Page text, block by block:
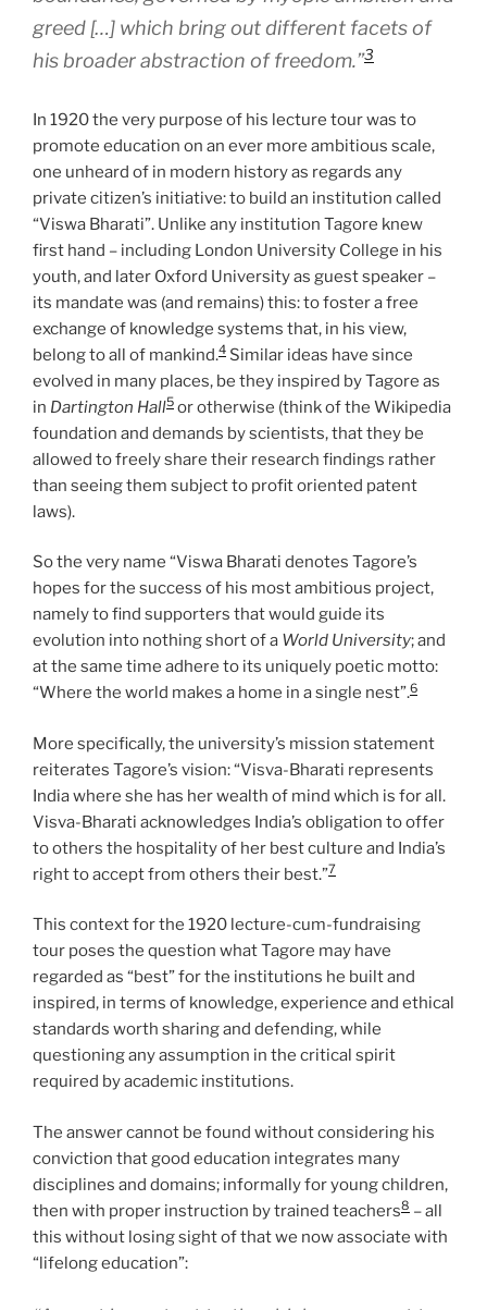
greed […] which bring out different facets of
his broader abstraction of freedom.”3
In 1920 the very purpose of his lecture tour was to
promote education on an ever more ambitious scale,
one unheard of in modern history as regards any
private citizen’s initiative: to build an institution called
“Viswa Bharati”. Unlike any institution Tagore knew
first hand – including London University College in his
youth, and later Oxford University as guest speaker –
its mandate was (and remains) this: to foster a free
exchange of knowledge systems that, in his view,
belong to all of mankind.4 Similar ideas have since
evolved in many places, be they inspired by Tagore as
in Dartington Hall5 or otherwise (think of the Wikipedia
foundation and demands by scientists, that they be
allowed to freely share their research findings rather
than seeing them subject to profit oriented patent
laws).
So the very name “Viswa Bharati denotes Tagore’s
hopes for the success of his most ambitious project,
namely to find supporters that would guide its
evolution into nothing short of a World University; and
at the same time adhere to its uniquely poetic motto:
“Where the world makes a home in a single nest”.6
More specifically, the university’s mission statement
reiterates Tagore’s vision: “Visva-Bharati represents
India where she has her wealth of mind which is for all.
Visva-Bharati acknowledges India’s obligation to offer
to others the hospitality of her best culture and India’s
right to accept from others their best.”7
This context for the 1920 lecture-cum-fundraising
tour poses the question what Tagore may have
regarded as “best” for the institutions he built and
inspired, in terms of knowledge, experience and ethical
standards worth sharing and defending, while
questioning any assumption in the critical spirit
required by academic institutions.
The answer cannot be found without considering his
conviction that good education integrates many
disciplines and domains; informally for young children,
then with proper instruction by trained teachers8 – all
this without losing sight of that we now associate with
“lifelong education”: